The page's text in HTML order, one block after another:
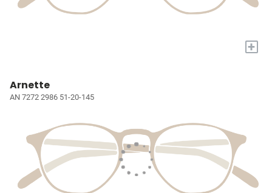
+
Arnette
AN 7272 2986 51-20-145